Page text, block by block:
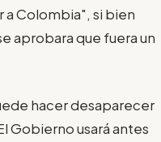
Colombia", si bien
aprobara que fuera un
hacer desaparecer
Gobierno usará antes